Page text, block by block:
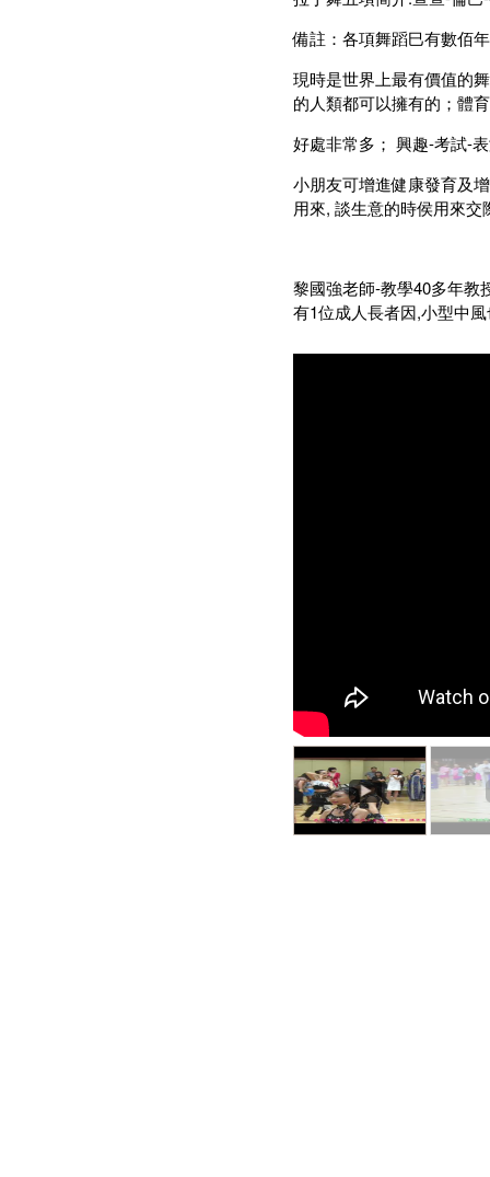
備註：各項舞蹈巳有數佰
現時是世界上最有價值的
的人類都可以擁有的；體
好處非常多； 興趣-考試-
小朋友可增進健康發育及
用來, 談生意的時侯用來交
黎國強老師-教學40多年教
有1位成人長者因,小型中